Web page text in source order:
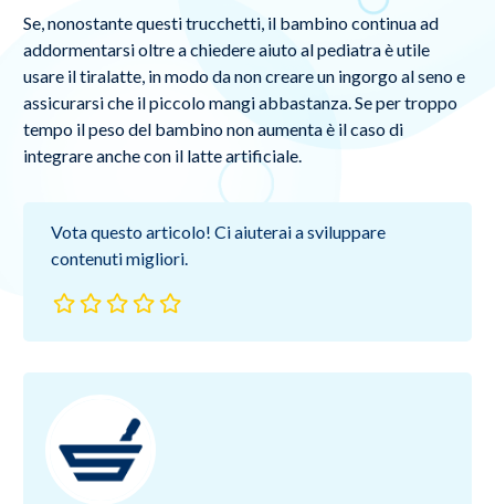
Se, nonostante questi trucchetti, il bambino continua ad
addormentarsi oltre a chiedere aiuto al pediatra è utile
usare il tiralatte, in modo da non creare un ingorgo al seno e
assicurarsi che il piccolo mangi abbastanza. Se per troppo
tempo il peso del bambino non aumenta è il caso di
integrare anche con il latte artificiale.
Vota questo articolo! Ci aiuterai a sviluppare
contenuti migliori.